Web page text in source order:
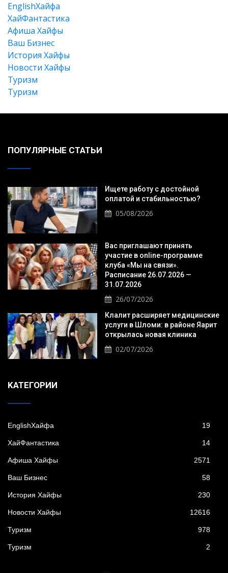
EnglishХайфа
XайФантастика
Афиша Хайфы
Ваш Бизнес
История Хайфы
Новости Хайфы
Туризм
Туризм
ПОПУЛЯРНЫЕ СТАТЬИ
Ищете работу с достойной
оплатой и стабильностью?
05/08/2026
Вас приглашают принять
участие в online-программе
клуба «Мы на связи».
Расписание 26.07.2026 —
31.07.2026
26/07/2026
Клалит расширяет медицинские
услуги в Шломи: в районе Яарит
открылась новая клиника
02/07/2026
KАТЕГОРИИ
EnglishХайфа 19
XайФантастика 14
Афиша Хайфы 2571
Ваш Бизнес 58
История Хайфы 230
Новости Хайфы 12616
Туризм 978
Туризм 2